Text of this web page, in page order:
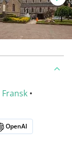
Fransk •
OpenAI